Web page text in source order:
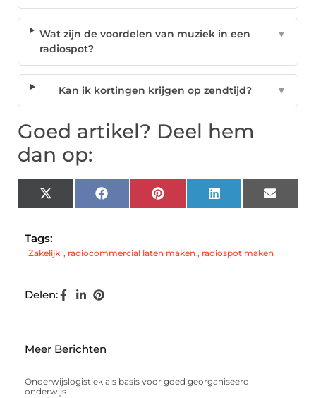
Wat zijn de voordelen van muziek in een
radiospot?
▼
Kan ik kortingen krijgen op zendtijd? ▼
Goed artikel? Deel hem
dan op:
X
(Twitter)
Facebook Pinterest LinkedIn Email
Tags:
Zakelijk , radiocommercial laten maken , radiospot maken
Delen:
Meer Berichten
Onderwijslogistiek als basis voor goed georganiseerd
onderwijs